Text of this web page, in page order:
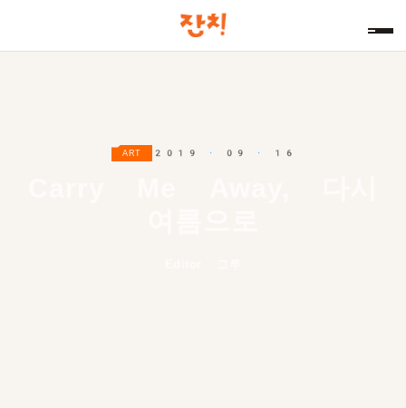
ART 2019 · 09 · 16